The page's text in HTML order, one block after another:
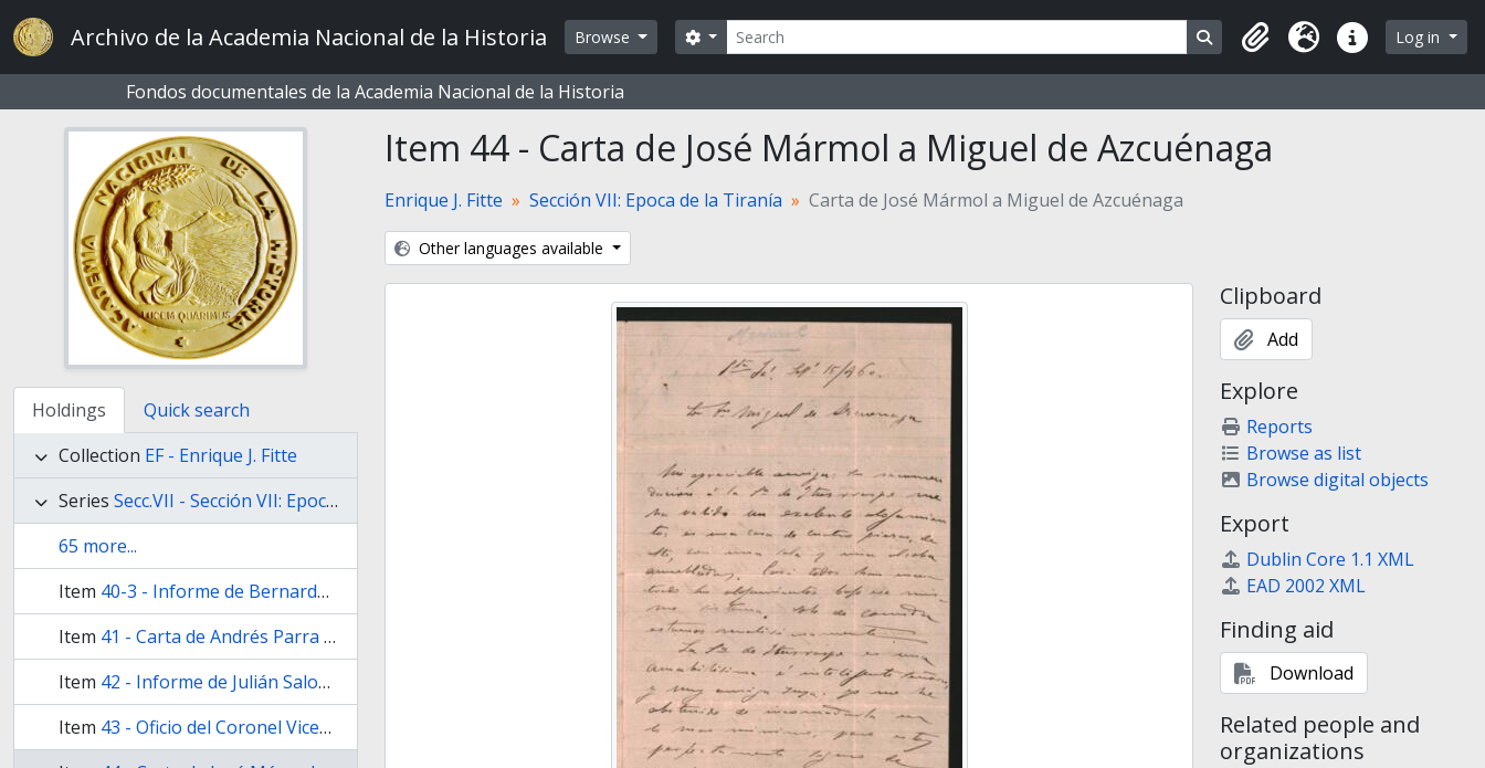
Skip to main content
Archivo de la Academia Nacional de la Historia Browse Search
Search options Search in browse page
ClipboardLanguageQuick linksLog in
Fondos documentales de la Academia Nacional de la Historia
Holdings
Quick search
Collection EF - Enrique J. Fitte
Series Secc.VII - Sección VII: Epoca de la Tiranía
65 more...
Item 40-3 - Informe de Bernardo Victorica al Juez Manuel Vicente de Maza
Item 41 - Carta de Andrés Parra al Coronel Ilario Lagos, felicitándolo por el triunfo de las armas federales contra el “Pardejón” [Fructuoso Rivera]
Item 42 - Informe de Julián Salomón al Juez de primera instancia, sobre la prisión de Nazarino Corro
Item 43 - Oficio del Coronel Vicente González al Juez de Paz del Partido de la Matanza
Item 44 - Carta de José Mármol a Miguel de Azcuénaga
Enrique J. Fitte Sección VII: Epoca de la Tiranía Carta de José Mármol a Miguel de Azcuénaga
Other languages available
Clipboard
Add
Explore
Reports
Browse as list
Browse digital objects
Export
Dublin Core 1.1 XML
EAD 2002 XML
Finding aid
Download
Related people and
organizations